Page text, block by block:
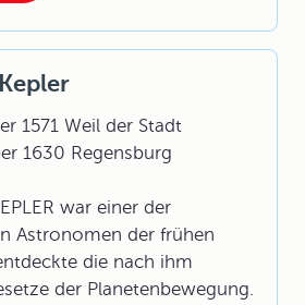
1571 Weil der Stadt
1630 Regensburg
war einer der
Astronomen der frühen
die nach ihm
der Planetenbewegung.